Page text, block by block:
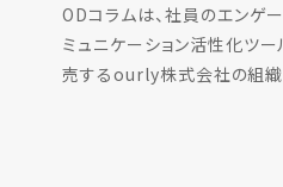
ODコラムは、社員のエンゲ
ミュニケーション活性化ツー
売するourly株式会社の組